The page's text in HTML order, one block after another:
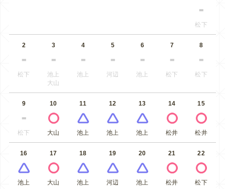
松下
2
松下
3
池上
大山
4
池上
5
河辺
6
池上
7
松下
8
松下
9
松下
10
大山
11
池上
12
池上
13
池上
14
松井
15
松井
16
池上
17
大山
18
池上
19
河辺
20
池上
21
松井
22
松下